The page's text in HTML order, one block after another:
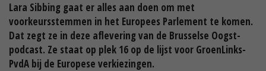
Lara Sibbing gaat er alles aan doen om met
voorkeursstemmen in het Europees Parlement te komen.
Dat zegt ze in deze aflevering van de Brusselse Oogst-
podcast. Ze staat op plek 16 op de lijst voor GroenLinks-
PvdA bij de Europese verkiezingen.